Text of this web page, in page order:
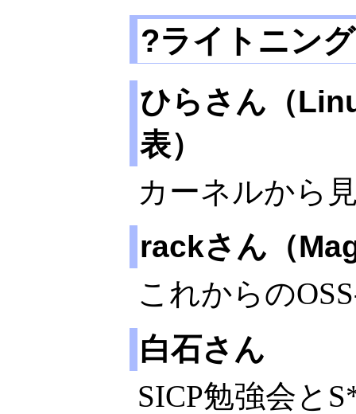
?ライトニン
ひらさん（
表）
カーネルから
rackさん（
これからの
白石さん
SICP勉強会と